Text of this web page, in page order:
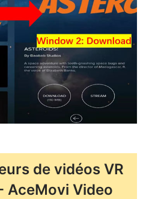
de vidéos VR
AceMovi Video